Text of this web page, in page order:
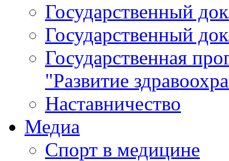
Государственный
Государственный
Государственная
"Развитие
Наставничество
Медиа
Спорт в медицине